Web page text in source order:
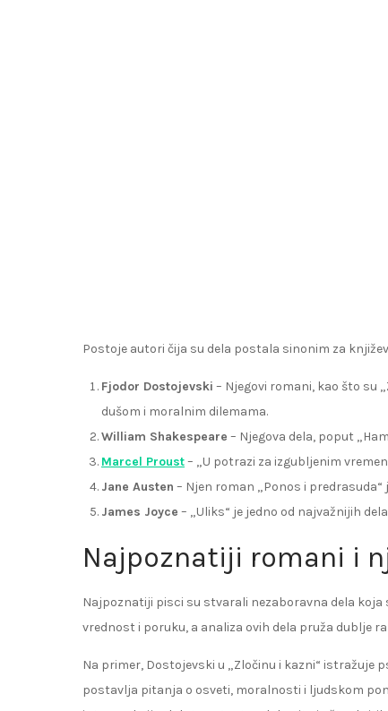
Postoje autori čija su dela postala sinonim za
Fjodor Dostojevski – Njegovi romani, kao što su
dušom i moralnim dilemama.
William Shakespeare – Njegova dela, poput
Marcel Proust– „U potrazi za izgubljenim
Jane Austen – Njen roman „Ponos i
James Joyce – „Uliks“ je jedno od najvažnijih
Najpoznatiji romani i
Najpoznatiji pisci su stvarali nezaboravna dela
vrednost i poruku, a analiza ovih dela pruža dublje
Na primer, Dostojevski u „Zločinu i kazni“ istražuje
postavlja pitanja o osveti, moralnosti i ljudskom